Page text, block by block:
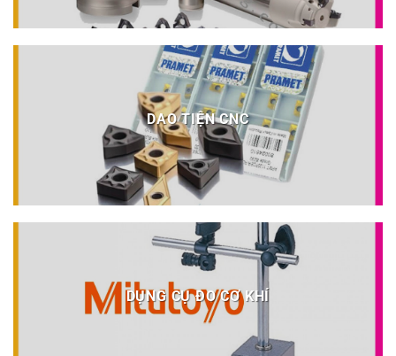
DAO TIỆN CNC
DỤNG CỤ ĐO CƠ KHÍ